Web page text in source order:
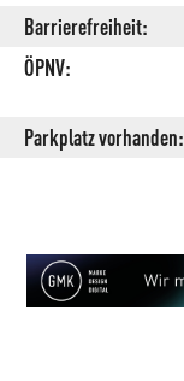
Barrierefreiheit:
ÖPNV:
Parkplatz vorhanden: